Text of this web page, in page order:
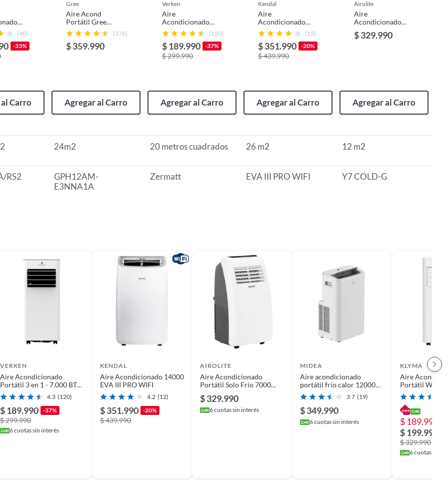
una temperatura agradable en tu espacio. El equipo
aire limpio y saludable. Además, su funcionamiento
disfrutar de un ambiente tranquilo. El aire
permite programar su funcionamiento según tus
en esa condición a un precio reducido.
entre otros análogos.
TCL
en 1
(40)
-33%
Carro
gree
Aire Acond
Portátil Gree
12000Btu FRIO
CALOR
(376)
$ 359.990
Agregar al Carro
verken
Aire
Acondicionado
Portátil 3 en 1 -
7.000 BTU Frio
Zermatt
(120)
$ 189.990 -37%
$ 299.990
Agregar al Carro
kendal
Aire
Acondicionado
14000 EVA III PRO
WIFI
(12)
$ 351.990 -20%
$ 439.990
Agregar al Carro
airolite
Aire
Acondicionado
Portátil Solo Frío
7000 Btu/h
$ 329.990
Agregar al Carro
24m2 20 metros cuadrados 26 m2 12 m2
RS2
GPH12AM-
E3NNA1A
Zermatt EVA III PRO WIFI Y7 COLD-G
VERKEN
Aire Acondicionado
Portátil 3 en 1 - 7.000 BTU
Frio Zermatt
4.3 (120)
$ 189.990 -37%
$ 299.990
6cuotas sin interés
KENDAL
Aire Acondicionado 14000
EVA III PRO WIFI
4.2 (12)
$ 351.990 -20%
$ 439.990
AIROLITE
Aire Acondicionado
Portátil Solo Frío 7000
$ 329.990
6cuotas sin interés
MIDEA
Aire acondicionado
portátil frío calor 12000
BTU + Wifi
3.7 (19)
$ 349.990
6cuotas sin interés
KLYMA
Aire
Portátil WiFi
KÖLD 9wf ES
$ 189.990
$ 199.990
$ 329.990
6cuotas sin